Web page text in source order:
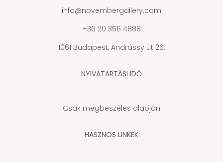
info@novembergallery.com
+36 20 356 4888
1061 Budapest, Andrássy út 26.
NYIVATARTÁSI IDŐ
Csak megbeszélés alapján
HASZNOS LINKEK